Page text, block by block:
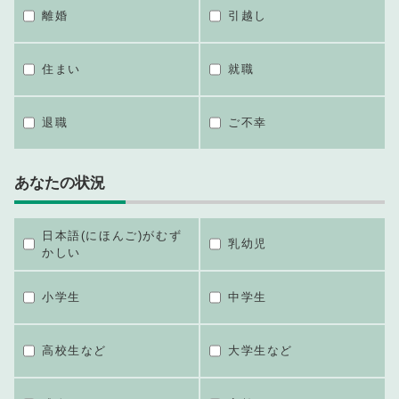
離婚 引越し
住まい 就職
退職 ご不幸
あなたの状況
日本語(にほんご)がむず
かしい
乳幼児
小学生 中学生
高校生など 大学生など